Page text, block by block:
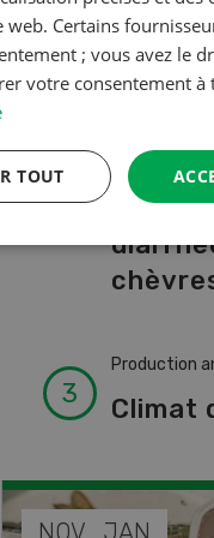
A à Z
Production
faire
Production
Climat
NOV JAN
web. Certains
; vous avez le
votre consentement
TOUT